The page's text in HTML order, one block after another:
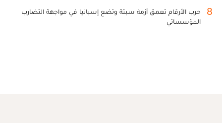
8
حرب الأرقام تعمق أزمة سبتة وتضع إسبانيا في مواجهة التضارب
المؤسساتي